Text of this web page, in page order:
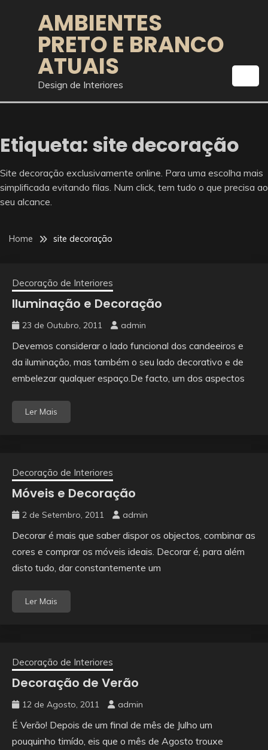
AMBIENTES
PRETO E BRANCO
ATUAIS
Design de Interiores
Etiqueta: site decoração
Site decoração exclusivamente online. Para uma escolha mais
simplificada evitando filas. Num click, tem tudo o que precisa ao
seu alcance.
Home site decoração
Decoração de Interiores
Iluminação e Decoração
23 de Outubro, 2011 admin
Devemos considerar o lado funcional dos candeeiros e
da iluminação, mas também o seu lado decorativo e de
embelezar qualquer espaço.De facto, um dos aspectos
Ler Mais
Decoração de Interiores
Móveis e Decoração
2 de Setembro, 2011 admin
Decorar é mais que saber dispor os objectos, combinar as
cores e comprar os móveis ideais. Decorar é, para além
disto tudo, dar constantemente um
Ler Mais
Decoração de Interiores
Decoração de Verão
12 de Agosto, 2011 admin
É Verão! Depois de um final de mês de Julho um
pouquinho timído, eis que o mês de Agosto trouxe